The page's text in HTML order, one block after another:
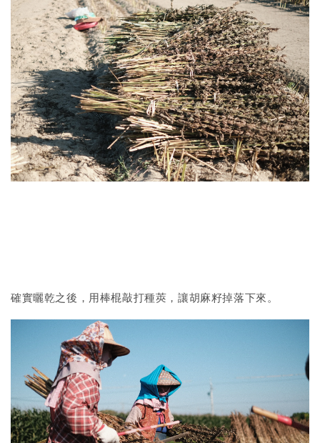
確實曬乾之後，用棒棍敲打種莢，讓胡麻籽掉落下來。